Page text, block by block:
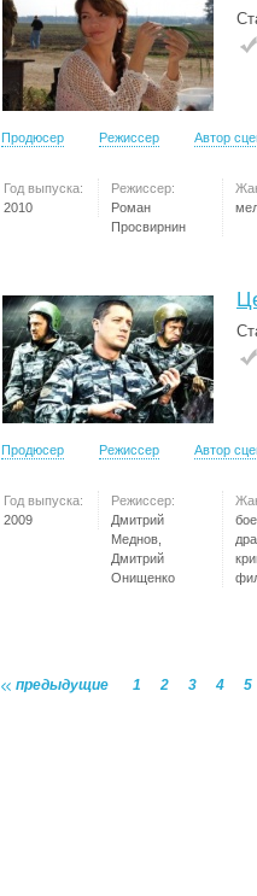
Продюсер Режиссер Автор
Год выпуска:
2010
Режиссер:
Роман
Просвирнин
Продюсер Режиссер Автор
Год выпуска:
2009
Режиссер:
Дмитрий
Меднов,
Дмитрий
Онищенко
предыдущие 1 2 3 4 5